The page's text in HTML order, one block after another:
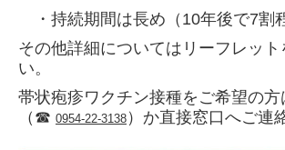
・持続期間は長め（10年後で7割
その他詳細についてはリーフレット
い。
帯状疱疹ワクチン接種をご希望の
（☎ 0954-22-3138 ）か直接窓口へご連